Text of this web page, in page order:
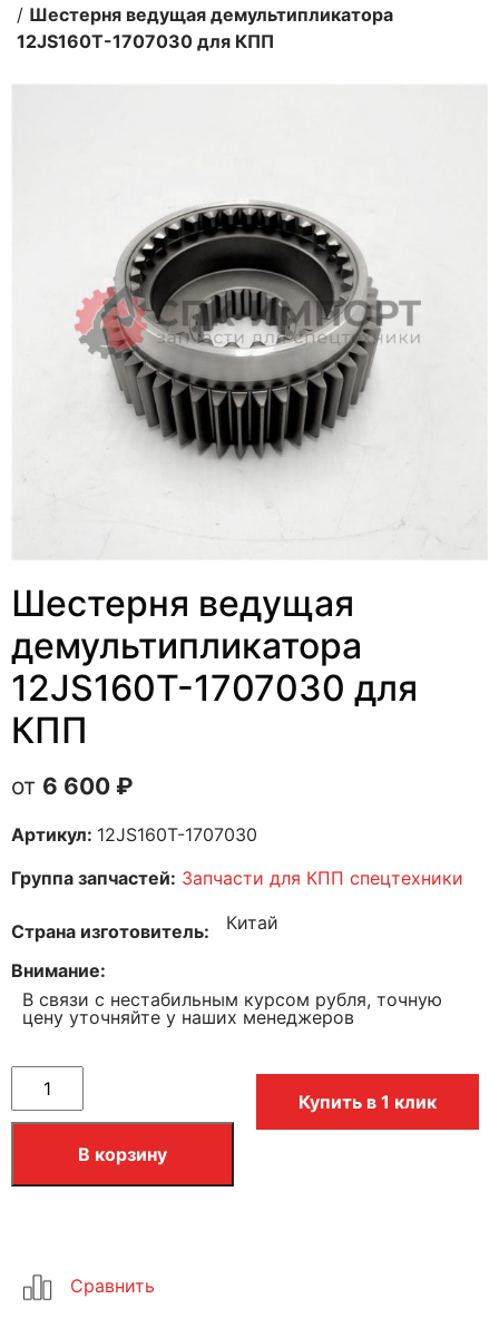
/ Шестерня ведущая демультипликатора
12JS160T-1707030 для КПП
Шестерня ведущая
демультипликатора
12JS160T-1707030 для
КПП
6 600 ₽
Артикул: 12JS160T-1707030
Группа запчастей: Запчасти для КПП спецтехники
Страна изготовитель Китай
Внимание
В связи с нестабильным курсом рубля, точную
цену уточняйте у наших менеджеров
В корзину
Купить в 1 клик